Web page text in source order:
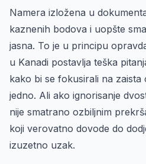
Namera izložena u
kaznenih bodova i uopšte
jasna. To je u principu
u Kanadi postavlja teška
kako bi se fokusirali na zaista
jedno. Ali ako ignorisanje
nije smatrano ozbiljnim
koji verovatno dovode do
izuzetno uzak.